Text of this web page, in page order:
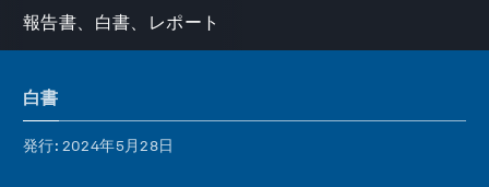
報告書、白書、レポート
白書
発行: 2024年5月28日